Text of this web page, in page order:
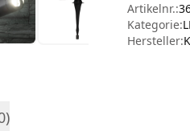
Artikelnr.:
Kategorie:
Hersteller:
)